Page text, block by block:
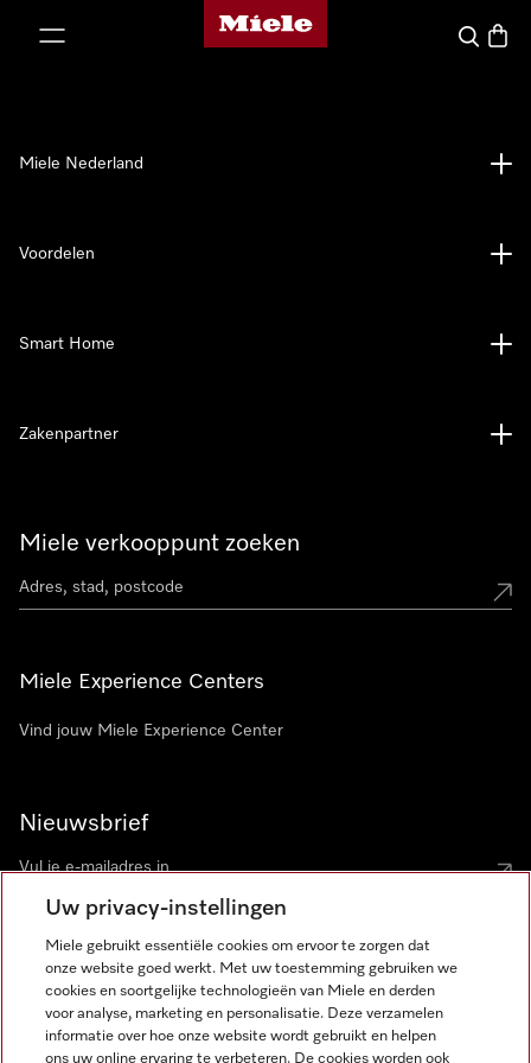
Homepage van Miele
Wat zoek
Miele verkooppunt zoeken
Miele Experience Centers
Vind jouw Miele Experience Center
Nieuwsbrief
Miele Nederland
Voordelen
Smart Home
Zakenpartner
Miele op Instagram
Miele op Facebook
Miele op Youtube
Uw privacy-instellingen
Miele gebruikt essentiële cookies om ervoor te zorgen dat
onze website goed werkt. Met uw toestemming gebruiken we
cookies en soortgelijke technologieën van Miele en derden
voor analyse, marketing en personalisatie. Deze verzamelen
informatie over hoe onze website wordt gebruikt en helpen
ons uw online ervaring te verbeteren. De cookies worden ook